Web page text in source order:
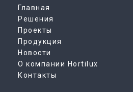
Главная
Решения
Проекты
Продукция
Новости
О компании Hortilux
Контакты